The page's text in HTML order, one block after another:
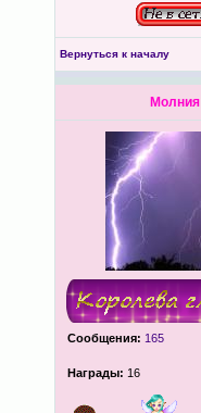
Вернуться к началу
Молния
Сообщения: 165
Награды: 16